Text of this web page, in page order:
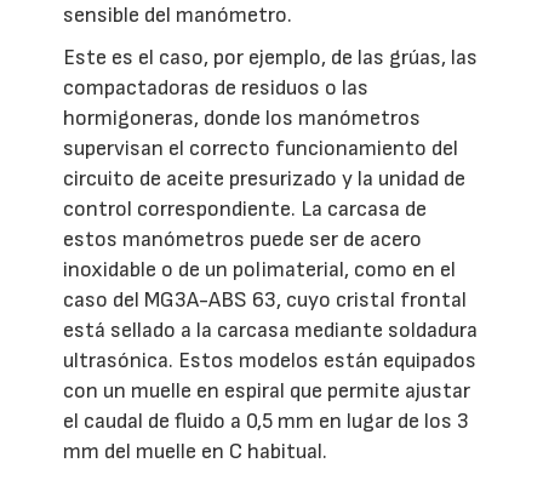
sensible del manómetro.
Este es el caso, por ejemplo, de las grúas, las
compactadoras de residuos o las
hormigoneras, donde los manómetros
supervisan el correcto funcionamiento del
circuito de aceite presurizado y la unidad de
control correspondiente. La carcasa de
estos manómetros puede ser de acero
inoxidable o de un polimaterial, como en el
caso del MG3A-ABS 63, cuyo cristal frontal
está sellado a la carcasa mediante soldadura
ultrasónica. Estos modelos están equipados
con un muelle en espiral que permite ajustar
el caudal de fluido a 0,5 mm en lugar de los 3
mm del muelle en C habitual.